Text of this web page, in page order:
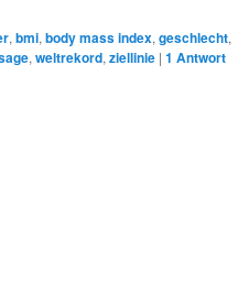
, bmi, body mass index, geschlecht,
, weltrekord, ziellinie | 1 Antwort